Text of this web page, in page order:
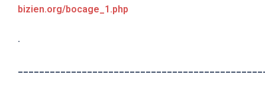
bizien.org/bocage_1.php
.